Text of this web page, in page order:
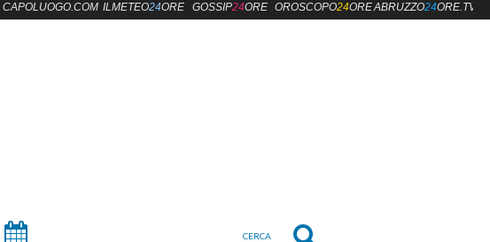
CAPOLUOGO.COM ILMETEO24ORE GOSSIP24ORE OROSCOPO24OREABRUZZO24ORE.TV